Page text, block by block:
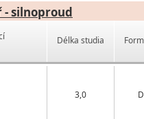
- silnoproud
Délka studia
3,0